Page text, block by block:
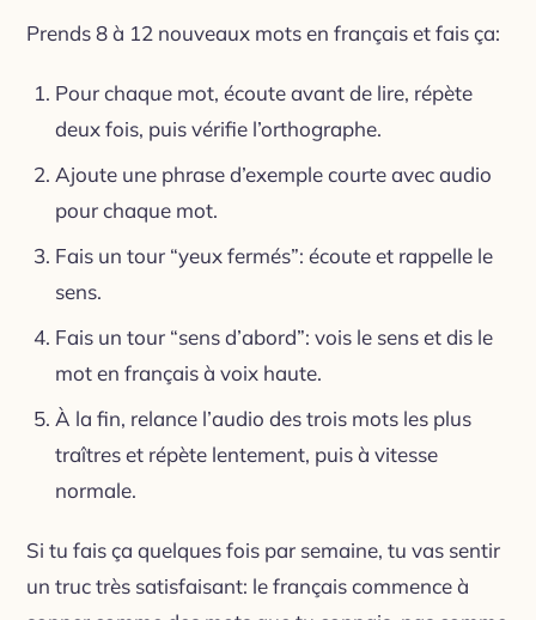
Prends 8 à 12 nouveaux mots en français et fais ça:
Pour chaque mot, écoute avant de lire, répète
deux fois, puis vérifie l’orthographe.
Ajoute une phrase d’exemple courte avec audio
pour chaque mot.
Fais un tour “yeux fermés”: écoute et rappelle le
sens.
Fais un tour “sens d’abord”: vois le sens et dis le
mot en français à voix haute.
À la fin, relance l’audio des trois mots les plus
traîtres et répète lentement, puis à vitesse
normale.
Si tu fais ça quelques fois par semaine, tu vas sentir
un truc très satisfaisant: le français commence à